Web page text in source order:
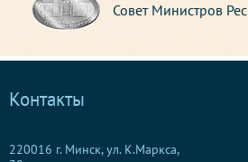
Совет Министров
Контакты
220016 г. Минск, ул. К.Маркса,